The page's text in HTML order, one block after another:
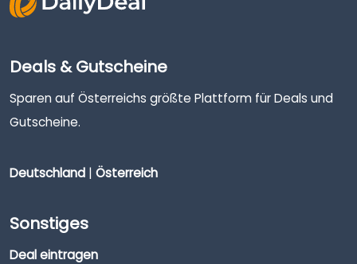
Deals & Gutscheine
Sparen auf Österreichs größte Plattform für Deals und
Gutscheine.
Deutschland | Österreich
Sonstiges
Deal eintragen